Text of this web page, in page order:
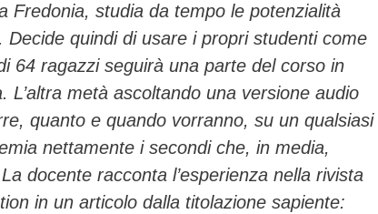
Fredonia, studia da tempo le potenzialità
Decide quindi di usare i propri studenti come
64 ragazzi seguirà una parte del corso in
L’altra metà ascoltando una versione audio
quanto e quando vorranno, su un qualsiasi
nettamente i secondi che, in media,
docente racconta l’esperienza nella rivista
in un articolo dalla titolazione sapiente: